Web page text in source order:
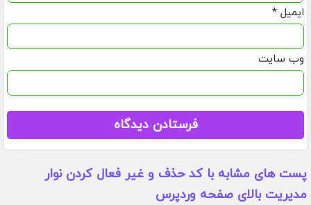
ایمیل *
وب‌ سایت
پست های مشابه با کد حذف و غیر فعال کردن نوار
مدیریت بالای صفحه وردپرس